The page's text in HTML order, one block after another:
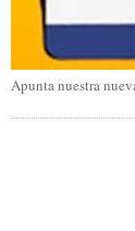
Apunta nuestra